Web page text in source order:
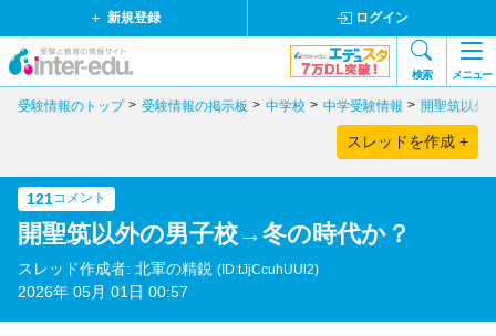
新規登録 ログイン
検索 メニュー
受験情報のトップ 受験情報の掲示板 中学校 中学受験情報 開聖筑以外
スレッドを作成 +
121コメント
開聖筑以外の男子校→冬の時代か？
スレッド作成者: 北軍の精鋭 (ID:tJjCcuhUUl2)
2026年 05月 01日 00:57